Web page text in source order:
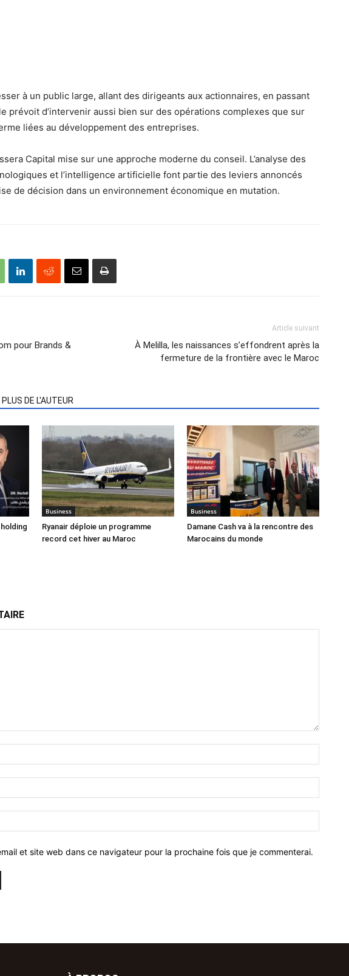
à un public large, allant des dirigeants aux actionnaires, en passant
prévoit d’intervenir aussi bien sur des opérations complexes que sur
liées au développement des entreprises.
Capital mise sur une approche moderne du conseil. L’analyse des
et l’intelligence artificielle font partie des leviers annoncés
de décision dans un environnement économique en mutation.
pour Brands &
Article suivant
À Melilla, les naissances s’effondrent après la
fermeture de la frontière avec le Maroc
PLUS DE L'AUTEUR
Business
Ryanair déploie un programme
record cet hiver au Maroc
Business
Damane Cash va à la rencontre des
Marocains du monde
et site web dans ce navigateur pour la prochaine fois que je commenterai.